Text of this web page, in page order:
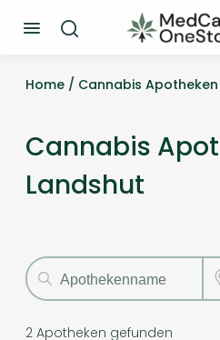
Home / Cannabis
Cannabis
Landshut
2 Apotheken gefunden